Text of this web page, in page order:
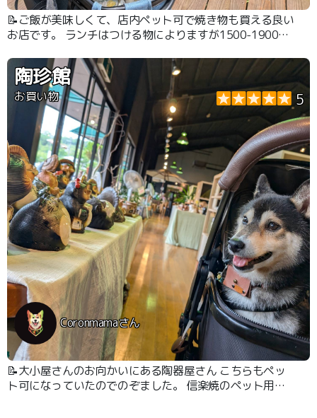
📝ご飯が美味しくて、店内ペット可で焼き物も買える良い
お店です。 ランチはつける物によりますが1500-1900円
陶珍館
お買い物 5
Coronmamaさん
📝大小屋さんのお向かいにある陶器屋さん こちらもペッ
ト可になっていたのでのぞました。 信楽焼のペット用食